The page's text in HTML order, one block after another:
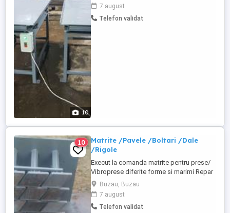
10
7 august
Telefon validat
10
Matrite /Pavele /Boltari /Dale
/Rigole
Execut la comanda matrite pentru prese/
Vibroprese diferite forme si marimi Repar
sau modific toate tipurile de vibroprese
atit electric si mecanic. Mai multe detalii la
tel
Buzau, Buzau
7 august
Telefon validat